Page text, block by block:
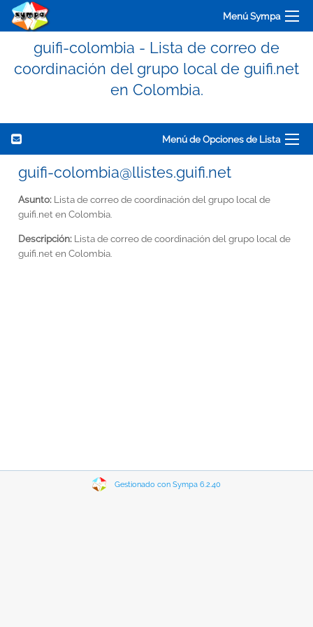
Menú Sympa
guifi-colombia - Lista de correo de
coordinación del grupo local de guifi.net
en Colombia.
Menú de Opciones de Lista
guifi-colombia@llistes.guifi.net
Asunto: Lista de correo de coordinación del grupo local de
guifi.net en Colombia.
Descripción: Lista de correo de coordinación del grupo local de
guifi.net en Colombia.
Gestionado con Sympa 6.2.40